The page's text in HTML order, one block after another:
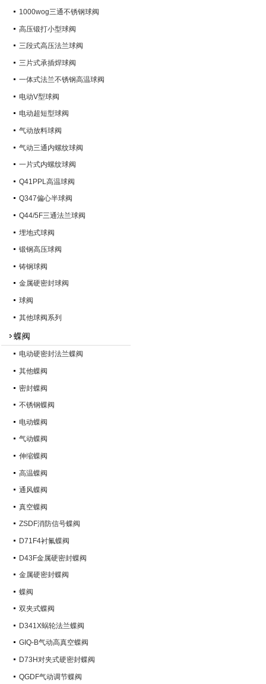
1000wog三通不锈钢球阀
高压锻打小型球阀
三段式高压法兰球阀
三片式承插焊球阀
一体式法兰不锈钢高温球阀
电动V型球阀
电动超短型球阀
气动放料球阀
气动三通内螺纹球阀
一片式内螺纹球阀
Q41PPL高温球阀
Q347偏心半球阀
Q44/5F三通法兰球阀
埋地式球阀
锻钢高压球阀
铸钢球阀
金属硬密封球阀
球阀
其他球阀系列
蝶阀
电动硬密封法兰蝶阀
其他蝶阀
密封蝶阀
不锈钢蝶阀
电动蝶阀
气动蝶阀
伸缩蝶阀
高温蝶阀
通风蝶阀
真空蝶阀
ZSDF消防信号蝶阀
D71F4衬氟蝶阀
D43F金属硬密封蝶阀
金属硬密封蝶阀
蝶阀
双夹式蝶阀
D341X蜗轮法兰蝶阀
GIQ-B气动高真空蝶阀
D73H对夹式硬密封蝶阀
QGDF气动调节蝶阀